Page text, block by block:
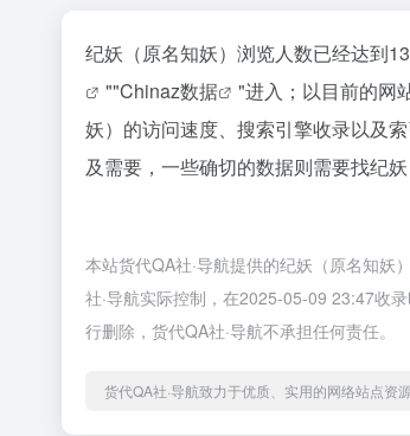
纪妖（原名知妖）浏览人数已经达到
""Chinaz数据
"进入；以目前的网
妖）的访问速度、搜索引擎收录以及
及需要，一些确切的数据则需要找纪
本站货代QA社·导航提供的纪妖（原名知
社·导航实际控制，在2025-05-09 23:47收
行删除，货代QA社·导航不承担任何责任。
货代QA社·导航致力于优质、实用的网络站点资